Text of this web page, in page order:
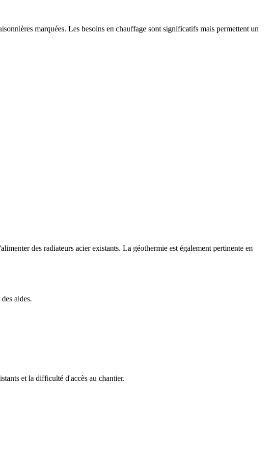
marquées. Les besoins en chauffage sont significatifs mais permettent un
des radiateurs acier existants. La géothermie est également pertinente en
aides.
et la difficulté d'accès au chantier.